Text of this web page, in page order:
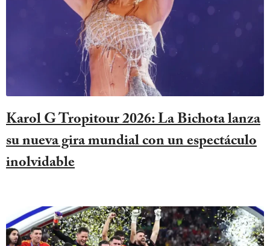
Karol G Tropitour 2026: La Bichota lanza
su nueva gira mundial con un espectáculo
inolvidable